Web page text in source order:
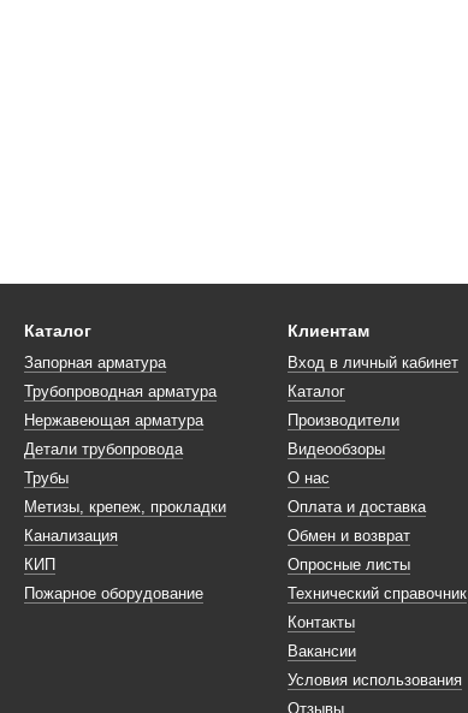
Каталог
Запорная арматура
Трубопроводная арматура
Нержавеющая арматура
Детали трубопровода
Трубы
Метизы, крепеж, прокладки
Канализация
КИП
Пожарное оборудование
Клиентам
Вход в личный кабинет
Каталог
Производители
Видеообзоры
О нас
Оплата и доставка
Обмен и возврат
Опросные листы
Технический справочник
Контакты
Вакансии
Условия использования
Отзывы